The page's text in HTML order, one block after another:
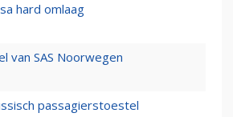
hard omlaag
van SAS Noorwegen
passagierstoestel